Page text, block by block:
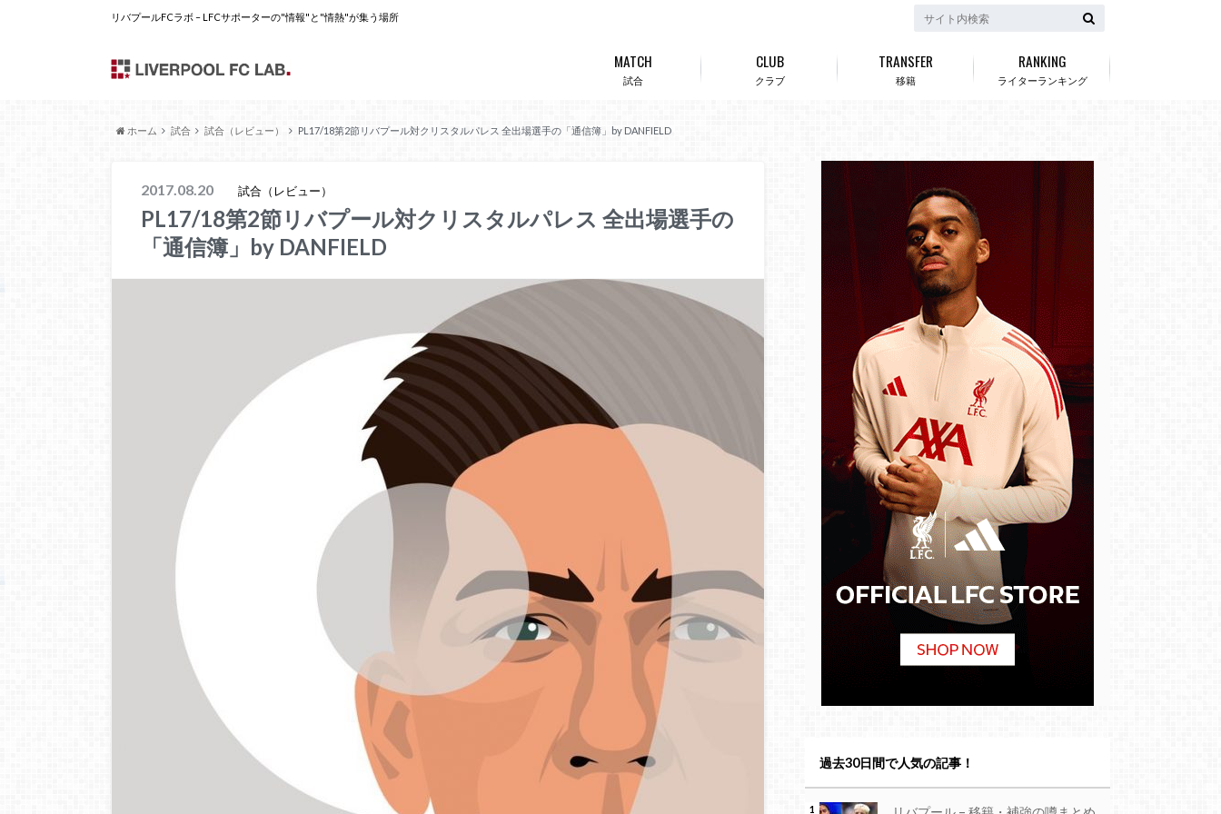
リバプールFCラボ – LFCサポーターの"情報"と"情熱"が集う場所
試合
MATCH
クラブ
CLUB
移籍
TRANSFER
ライターランキング
RANKING
ホーム 試合 試合（レビュー） PL17/18第2節リバプール対クリスタルパレス 全出場選手の「通信簿」by DANFIELD
2017.08.20 試合（レビュー）
PL17/18第2節リバプール対クリスタルパレス 全出場選手の
「通信簿」by DANFIELD
過去30日間で人気の記事！